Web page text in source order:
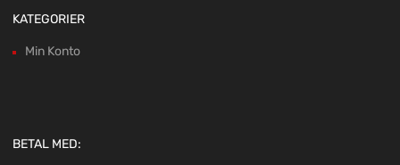
KATEGORIER
Min Konto
BETAL MED: